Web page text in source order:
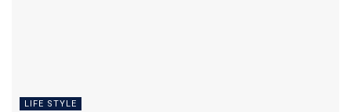
LIFE STYLE